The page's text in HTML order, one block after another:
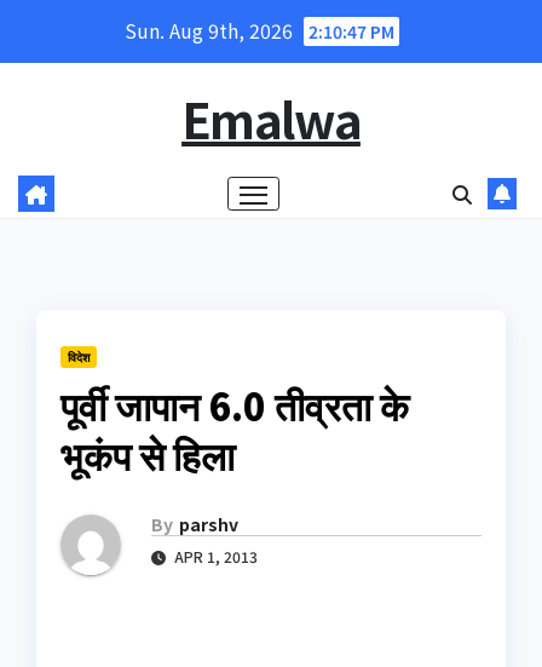
Sun. Aug 9th, 2026 2:10:47 PM
Emalwa
विदेश
पूर्वी जापान 6.0 तीव्रता के
भूकंप से हिला
By parshv
APR 1, 2013